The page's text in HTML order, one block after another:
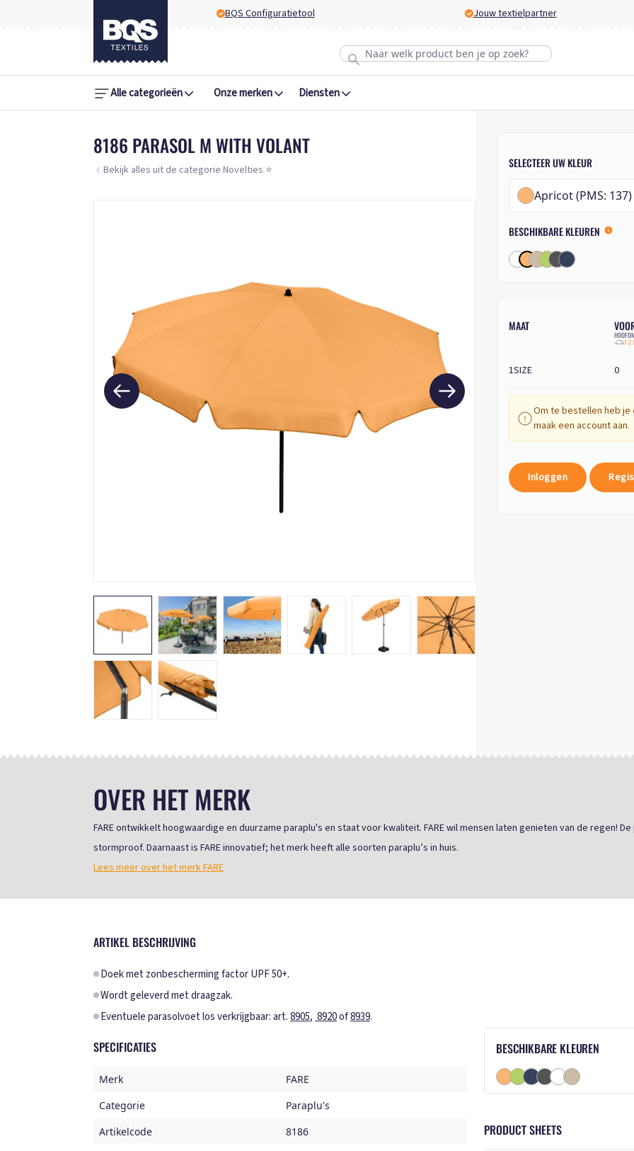
BQS Configuratietool Jouw textielpartner
Alle categorieën Onze merken Diensten
8186 PARASOL M WITH VOLANT
Bekijk alles uit de categorie Novelties ⭐ SELECTEER UW KLEUR
Apricot (PMS: 137)
BESCHIKBARE KLEUREN
MAAT
1-2
1SIZE 0
Om te bestellen heb je
maak een account aan.
Inloggen
OVER HET MERK
FARE ontwikkelt hoogwaardige en duurzame paraplu's en staat voor kwaliteit. FARE wil mensen laten genieten van de regen!
stormproof. Daarnaast is FARE innovatief; het merk heeft alle soorten paraplu’s in huis.
Lees meer over het merk FARE
ARTIKEL BESCHRIJVING
Doek met zonbescherming factor UPF 50+.
Wordt geleverd met draagzak.
Eventuele parasolvoet los verkrijgbaar: art.8905, 8920of8939.
SPECIFICATIES
Merk
FARE
Categorie
Paraplu's
Artikelcode
8186
BESCHIKBARE KLEUREN
PRODUCT SHEETS